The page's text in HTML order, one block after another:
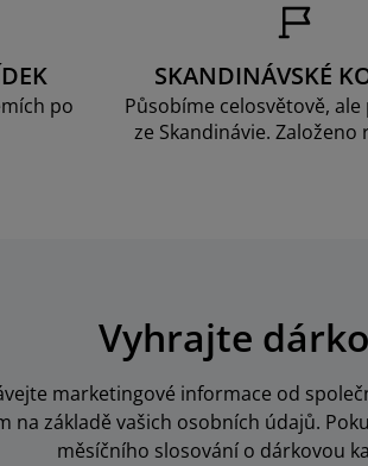
po
SKANDINÁVSKÉ
Působíme celosvětově,
ze Skandinávie. Založeno
Vyhrajte
marketingové informace od
na základě vašich osobních údajů.
měsíčního slosování o dárkovou